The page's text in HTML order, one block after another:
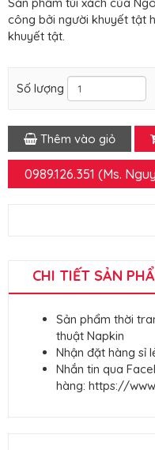
công bởi người khuyết tật
khuyết tật.
Số lượng
Thêm vào giỏ
0989.126.351 (Ms.
CHI TIẾT SẢN
Sản phẩm thời
thuật Napkin
Nhận đặt hàng sỉ
Nhắn tin qua
hàng: https://